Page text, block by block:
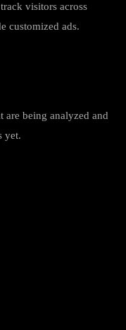
visitors across
customized ads.
are being analyzed and
yet.